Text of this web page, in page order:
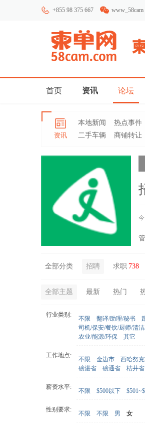
+855 98 375 667 www_58cam
首页 资讯 论坛
资讯
本地新闻 热点事件
二手车辆
商铺转让
全部分类 招聘 求职 738
全部主题 最新 热门
行业类别:
不限 翻译/助理/秘书
司机/保安/餐饮/厨师/清
农业/能源/环保
其它
工作地点:
不限 金边市 西哈努
磅湛省
磅通省 桔井省
薪资水平:
不限 $500以下
性别要求:
不限 不限 男 女